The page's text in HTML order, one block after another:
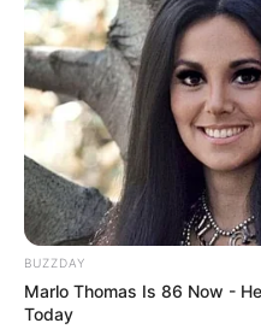
BUZZDAY
Marlo Thomas Is 86 Now -
Today